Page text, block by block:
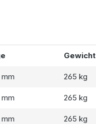
Gewicht
265 kg
265 kg
265 kg